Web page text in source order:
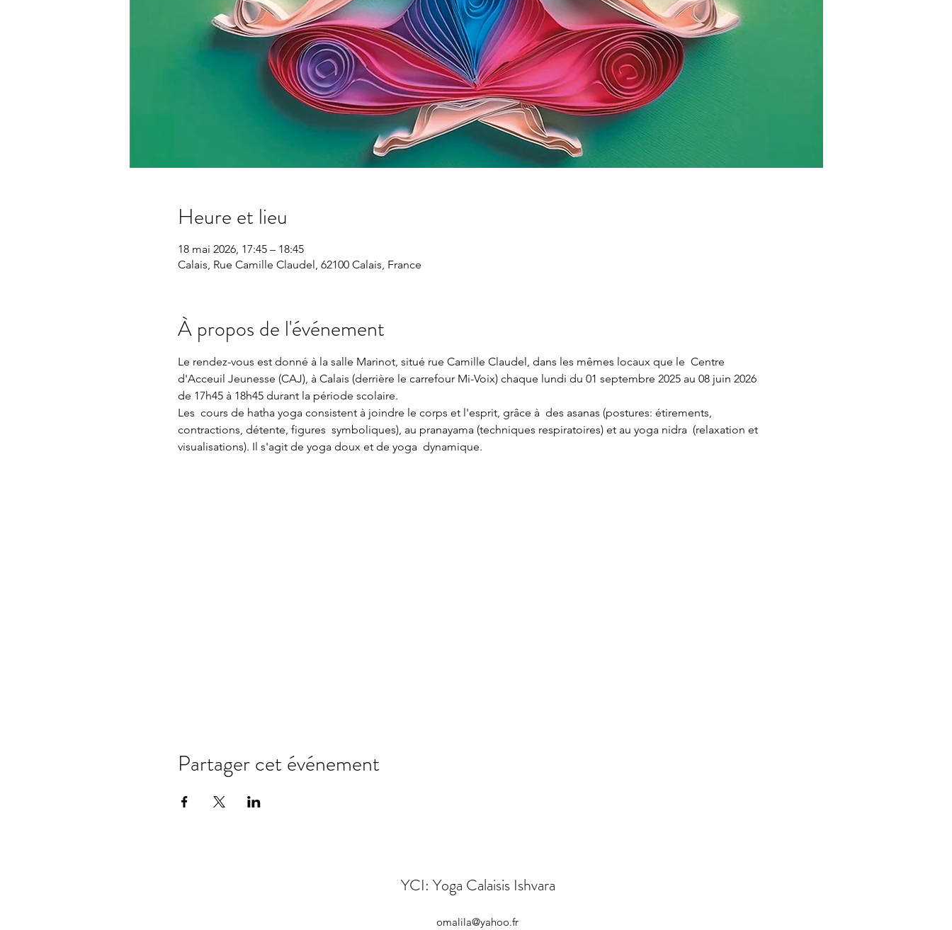
Heure et lieu
18 mai 2026, 17:45 – 18:45
Calais, Rue Camille Claudel, 62100 Calais, France
À propos de l'événement
Le rendez-vous est donné à la salle Marinot, situé rue Camille Claudel, dans les mêmes locaux que le  Centre
d'Acceuil Jeunesse (CAJ), à Calais (derrière le carrefour Mi-Voix) chaque lundi du 01 septembre 2025 au 08 juin 2026
de 17h45 à 18h45 durant la période scolaire.
Les  cours de hatha yoga consistent à joindre le corps et l'esprit, grâce à  des asanas (postures: étirements,
contractions, détente, figures  symboliques), au pranayama (techniques respiratoires) et au yoga nidra  (relaxation et
visualisations). Il s'agit de yoga doux et de yoga  dynamique.
Partager cet événement
YCI: Yoga Calaisis Ishvara
omalila@yahoo.fr